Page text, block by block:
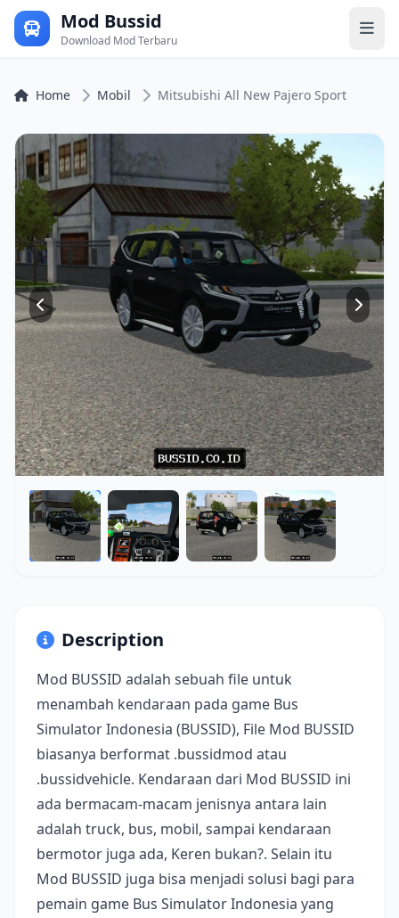
Mod Bussid
Download Mod Terbaru
Home Mobil Mitsubishi All New Pajero Sport
Description
Mod BUSSID adalah sebuah file untuk
menambah kendaraan pada game Bus
Simulator Indonesia (BUSSID), File Mod BUSSID
biasanya berformat .bussidmod atau
.bussidvehicle. Kendaraan dari Mod BUSSID ini
ada bermacam-macam jenisnya antara lain
adalah truck, bus, mobil, sampai kendaraan
bermotor juga ada, Keren bukan?. Selain itu
Mod BUSSID juga bisa menjadi solusi bagi para
pemain game Bus Simulator Indonesia yang